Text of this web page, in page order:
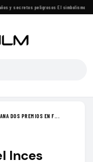
y secretos peligrosos·El simbolismo de
DOS PREMIOS EN F...
Inces